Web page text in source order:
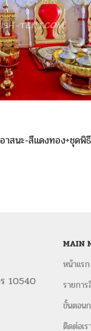
อาสนะ-สีแดงทอง+ชุดพิธี
10540
MAIN
หน้าแรก
รายกา
ขั้นตอน
ติดต่อเร